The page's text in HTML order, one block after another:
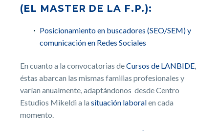
(EL MASTER DE LA F.P.):
Posicionamiento en buscadores (SEO/SEM) y
comunicación en Redes Sociales
En cuanto a la convocatorias deCursos de LANBIDE,
éstas abarcan las mismas familias profesionales y
varían anualmente, adaptándonos desde Centro
Estudios Mikeldi a la situación laboralen cada
momento.